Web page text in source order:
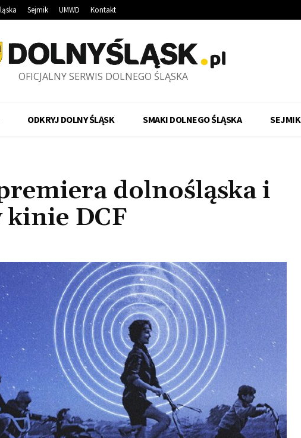
Sejmik UMWD Kontakt
OFICJALNY SERWIS DOLNEGO ŚLĄSKA
ODKRYJ DOLNY ŚLĄSK SMAKI DOLNEGO ŚLĄSKA SEJMIK
dolnośląska i
DCF